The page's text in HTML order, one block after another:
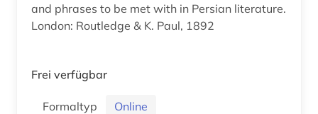
and phrases to be met with in Persian literature.
London: Routledge & K. Paul, 1892
Frei verfügbar
Formaltyp
Online